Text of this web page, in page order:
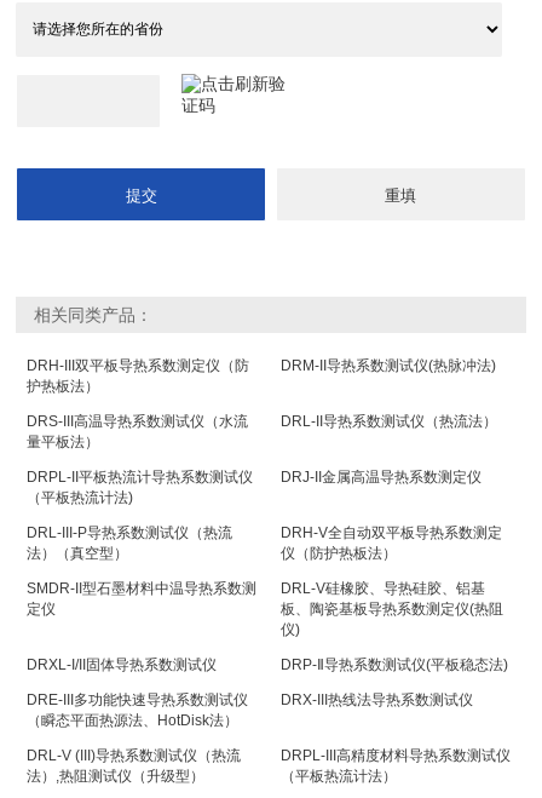
相关同类产品：
DRH-III双平板导热系数测定仪（防
护热板法）
DRM-II导热系数测试仪(热脉冲法)
DRS-III高温导热系数测试仪（水流
量平板法）
DRL-II导热系数测试仪（热流法）
DRPL-II平板热流计导热系数测试仪
（平板热流计法)
DRJ-II金属高温导热系数测定仪
DRL-III-P导热系数测试仪（热流
法）（真空型）
DRH-V全自动双平板导热系数测定
仪（防护热板法）
SMDR-II型石墨材料中温导热系数测
定仪
DRL-V硅橡胶、导热硅胶、铝基
板、陶瓷基板导热系数测定仪(热阻
仪)
DRXL-I/II固体导热系数测试仪 DRP-Ⅱ导热系数测试仪(平板稳态法)
DRE-III多功能快速导热系数测试仪
（瞬态平面热源法、HotDisk法）
DRX-III热线法导热系数测试仪
DRL-V (III)导热系数测试仪（热流
法）,热阻测试仪（升级型）
DRPL-III高精度材料导热系数测试仪
（平板热流计法）